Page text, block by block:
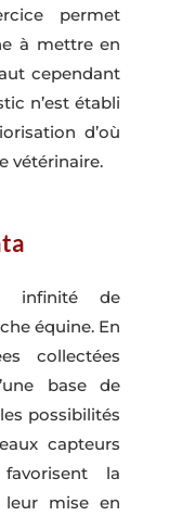
permet
à mettre en
cependant
n’est établi
d’où
vétérinaire.
infinité de
équine. En
collectées
base de
possibilités
capteurs
la
leur mise en